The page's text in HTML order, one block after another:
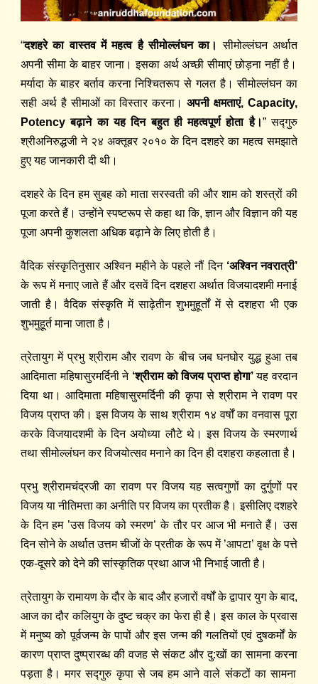
“दशहरे का वास्तव में महत्व है सीमोल्लंघन का। सीमोल्लंघनअर्थात
अपनी सीमा के बाहर जाना। इसका अर्थ अच्छी सीमाएं छोड़ना नहीं है।
मर्यादा के बाहर बर्ताव करना निश्चितरूप से गलत है। सीमोल्लंघन का
सही अर्थ है सीमाओंकाविस्तार करना ।अपनी क्षमताएं, Capacity,
Potency बढ़ाने का यह दिन बहुत ही महत्वपूर्ण होता है।” सद्‍गुरु
श्रीअनिरुद्धजी ने २४ अक्तूबर २०१० के दिन दशहरे का महत्व समझाते
हुए यह जानकारी दी थी।
दशहरे के दिन हम सुबह को माता सरस्वती की और शाम को शस्त्रों की
पूजा करते हैं। उन्होंने स्पष्टरूप से कहा था कि, ज्ञान और विज्ञान की यह
पूजा अपनी कुशलता अधिक बढ़ाने के लिए होती है।
वैदिक संस्कृतिनुसार अश्विन महीने के पहले नौं दिन ‘अश्विन नवरात्री’
के रूप में मनाए जाते हैं और दसवें दिन दशहरा अर्थात विजयादशमी मनाई
जाती है। वैदिक संस्कृति मेंसाढ़ेतीन शुभमुहूर्तोंमें से दशहरा भी एक
शुभमुहूर्त माना जाता है।
त्रेतायुग में प्रभु श्रीराम और रावण के बीच जब घनघोर युद्ध हुआ तब
आदिमाता महिषासुरमर्दिनी ने ‘श्रीराम को विजय प्राप्त होगा’यह वरदान
दिया था। आदिमाता महिषासुरमर्दिनी की कृपा से श्रीराम ने रावण पर
विजय प्राप्त की। इस विजय के साथ श्रीराम १४ वर्षों का वनवास पूरा
करके विजयादशमी के दिन अयोध्या लौटे थे। इस विजय के स्मरणार्थ
तथा सीमोल्लंघन कर विजयोत्सव मनाने का दिन ही दशहरा कहलाता है।
प्रभुश्रीरामचंद्रजी का रावण पर विजय यहसत्वगुणों का दुर्गुणों पर
विजय या नीतिमत्ता का अनीति पर विजय का प्रतीक है। इसीलिए दशहरे
के दिन हम ’उस विजयकोस्मरण’ के तौर पर आज भी मनाते हैं। उस
दिन सोने के अर्थात उत्तम चीजों के प्रतीक के रूप में ’आपटा’ वृक्ष के पत्ते
एक-दूसरे को देने की सांस्कृतिक प्रथा आज भीनिभाईजाती है।
त्रेतायुग के रामायण के दौर के बाद और हजारों वर्षों के द्वापार युग के बाद,
आज का दौर कलियुग के दुष्ट चक्र का फेरा ही है। इस कालके प्रवास
में मनुष्य को पूर्वजन्म के पापों और इस जन्म की गलतियों एवं दुषकर्मों के
कारण प्राप्त दुष्प्रारब्ध की वजह से संकट और दु:खोंका सामना करना
पड़ता है। मगर सद्‍गुरु कृपा से जब हमआने वाले संकटोंका सामना